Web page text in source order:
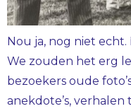
Nou ja, nog niet echt.
We zouden het erg
bezoekers oude
anekdote’s,